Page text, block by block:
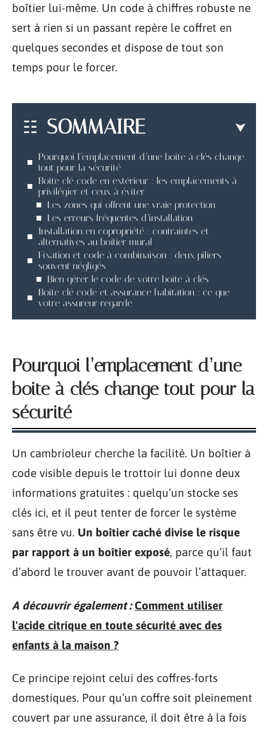
boîtier lui-même. Un code à chiffres robuste ne
sert à rien si un passant repère le coffret en
quelques secondes et dispose de tout son
temps pour le forcer.
SOMMAIRE
Pourquoi l’emplacement d’une boite à clés change
tout pour la sécurité
Boite clé code en extérieur : les emplacements à
privilégier et ceux à éviter
Les zones qui offrent une vraie protection
Les erreurs fréquentes d’installation
Installation en copropriété : contraintes et
alternatives au boîtier mural
Fixation et code à combinaison : deux piliers
souvent négligés
Bien gérer le code de votre boite à clés
Boite clé code et assurance habitation : ce que
votre assureur regarde
Pourquoi l’emplacement d’une
boite à clés change tout pour la
sécurité
Un cambrioleur cherche la facilité. Un boîtier à
code visible depuis le trottoir lui donne deux
informations gratuites : quelqu’un stocke ses
clés ici, et il peut tenter de forcer le système
sans être vu. Un boîtier caché divise le risque
par rapport à un boîtier exposé, parce qu’il faut
d’abord le trouver avant de pouvoir l’attaquer.
A découvrir également : Comment utiliser
l'acide citrique en toute sécurité avec des
enfants à la maison ?
Ce principe rejoint celui des coffres-forts
domestiques. Pour qu’un coffre soit pleinement
couvert par une assurance, il doit être à la fois